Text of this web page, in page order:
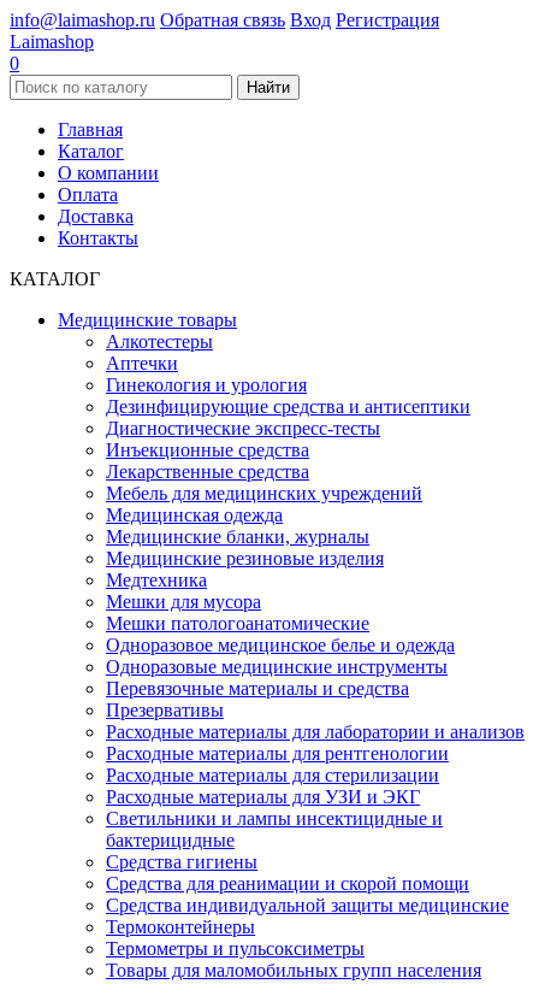
info@laimashop.ru Обратная связь Вход Регистрация
Laimashop
0
Найти
Главная
Каталог
О компании
Оплата
Доставка
Контакты
КАТАЛОГ
Медицинские товары
Алкотестеры
Аптечки
Гинекология и урология
Дезинфицирующие средства и антисептики
Диагностические экспресс-тесты
Инъекционные средства
Лекарственные средства
Мебель для медицинских учреждений
Медицинская одежда
Медицинские бланки, журналы
Медицинские резиновые изделия
Медтехника
Мешки для мусора
Мешки патологоанатомические
Одноразовое медицинское белье и одежда
Одноразовые медицинские инструменты
Перевязочные материалы и средства
Презервативы
Расходные материалы для лаборатории и анализов
Расходные материалы для рентгенологии
Расходные материалы для стерилизации
Расходные материалы для УЗИ и ЭКГ
Светильники и лампы инсектицидные и
бактерицидные
Средства гигиены
Средства для реанимации и скорой помощи
Средства индивидуальной защиты медицинские
Термоконтейнеры
Термометры и пульсоксиметры
Товары для маломобильных групп населения